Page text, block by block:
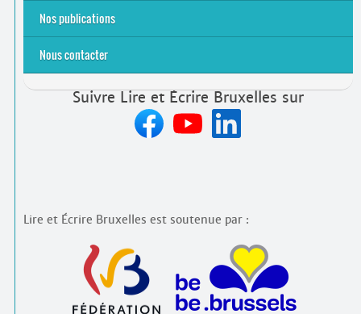
Emplois rémunérés
Bénévolat
Candidature spontanée à Lire et Écrire Bruxelles
Nos publications
Nous contacter
Suivre Lire et Écrire Bruxelles sur
Lire et Écrire Bruxelles est soutenue par :